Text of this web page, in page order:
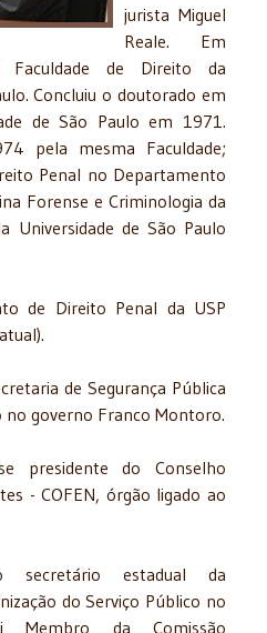
jurista Miguel
Reale. Em
de Direito da
Concluiu o doutorado em
de São Paulo em 1971.
pela mesma Faculdade;
Penal no Departamento
Forense e Criminologia da
Universidade de São Paulo
de Direito Penal da USP
de Segurança Pública
no governo Franco Montoro.
presidente do Conselho
- COFEN, órgão ligado ao
estadual da
do Serviço Público no
Membro da Comissão